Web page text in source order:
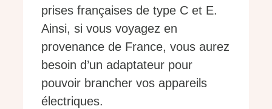
prises françaises de type C et E.
Ainsi, si vous voyagez en
provenance de France, vous aurez
besoin d’un adaptateur pour
pouvoir brancher vos appareils
électriques.